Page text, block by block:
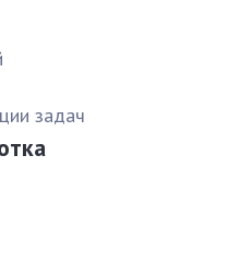
задач